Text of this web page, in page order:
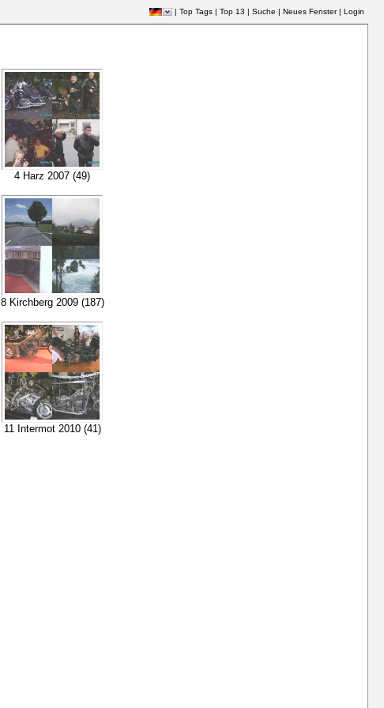
| Top Tags | Top 13 | Suche | Neues Fenster| Login
4 Harz 2007 (49)
8 Kirchberg 2009 (187)
11 Intermot 2010 (41)